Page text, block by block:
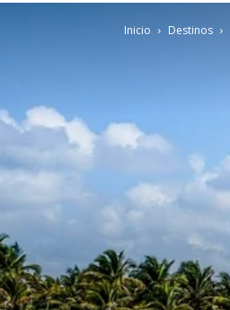
Inicio Destinos